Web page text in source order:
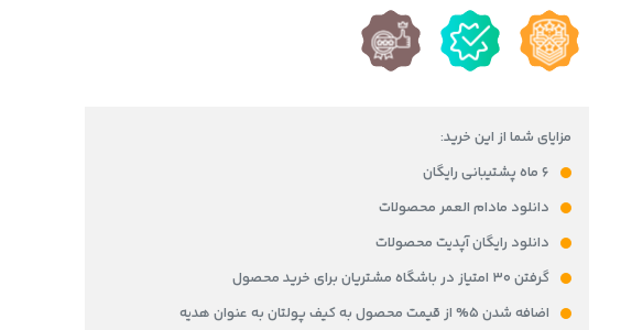
مزایای شما از این خرید:
۶ ماه پشتیبانی رایگان
دانلود مادام العمر محصولات
دانلود رایگان آپدیت محصولات
گرفتن ۳۰ امتیاز در باشگاه مشتریان برای خرید محصول
اضافه شدن ۵% از قیمت محصول به کیف پولتان به عنوان هدیه